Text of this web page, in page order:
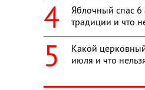
Яблочный спас 6
традиции и что
Какой
июля и что